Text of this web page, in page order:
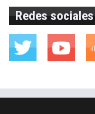
Redes sociales